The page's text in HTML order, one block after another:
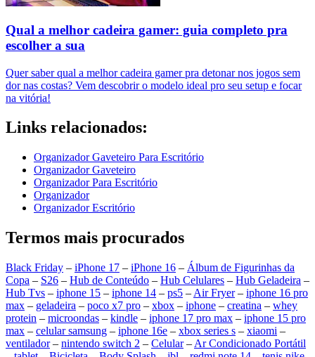
Qual a melhor cadeira gamer: guia completo pra
escolher a sua
Quer saber qual a melhor cadeira gamer pra detonar nos jogos sem
dor nas costas? Vem descobrir o modelo ideal pro seu setup e focar
na vitória!
Links relacionados:
Organizador Gaveteiro Para Escritório
Organizador Gaveteiro
Organizador Para Escritório
Organizador
Organizador Escritório
Termos mais procurados
Black Friday – iPhone 17 – iPhone 16 – Álbum de Figurinhas da
Copa – S26 – Hub de Conteúdo – Hub Celulares – Hub Geladeira –
Hub Tvs – iphone 15 – iphone 14 – ps5 – Air Fryer– iphone 16 pro
max – geladeira – poco x7 pro – xbox – iphone – creatina – whey
protein – microondas – kindle – iphone 17 pro max – iphone 15 pro
max – celular samsung – iphone 16e – xbox series s – xiaomi –
ventilador– nintendo switch 2 – Celular– Ar Condicionado Portátil